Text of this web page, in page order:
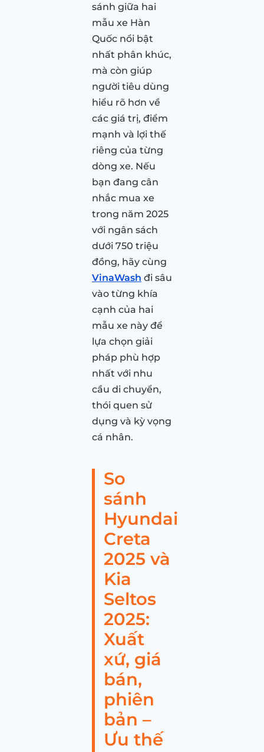
sánh giữa hai
mẫu xe Hàn
Quốc nổi bật
nhất phân khúc,
mà còn giúp
người tiêu dùng
hiểu rõ hơn về
các giá trị, điểm
mạnh và lợi thế
riêng của từng
dòng xe. Nếu
bạn đang cân
nhắc mua xe
trong năm 2025
với ngân sách
dưới 750 triệu
đồng, hãy cùng
VinaWash đi sâu
vào từng khía
cạnh của hai
mẫu xe này để
lựa chọn giải
pháp phù hợp
nhất với nhu
cầu di chuyển,
thói quen sử
dụng và kỳ vọng
cá nhân.
So
sánh
Hyundai
Creta
2025 và
Kia
Seltos
2025:
Xuất
xứ, giá
bán,
phiên
bản –
Ưu thế